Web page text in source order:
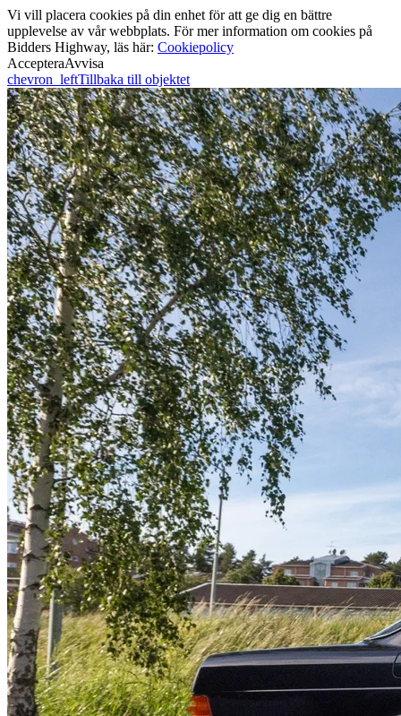
Vi vill placera cookies på din enhet för att ge dig en bättre
upplevelse av vår webbplats. För mer information om cookies på
Bidders Highway, läs här: Cookiepolicy
AccepteraAvvisa
chevron_leftTillbaka till objektet